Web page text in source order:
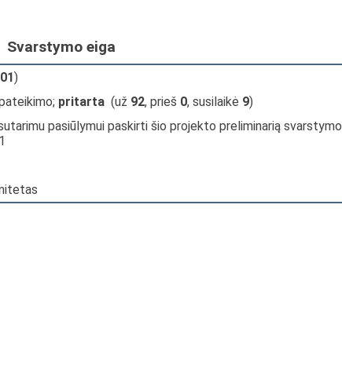
Svarstymo eiga
)
pritarta (už 92, prieš 0, susilaikė 9)
pasiūlymui paskirti šio projekto preliminarią svarstymo